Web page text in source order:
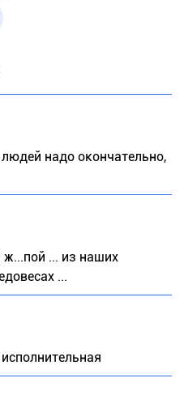
надо окончательно,
ж...пой ... из наших
...